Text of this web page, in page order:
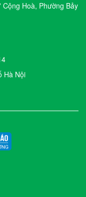
Hoà, Phường Bảy
Hà Nội